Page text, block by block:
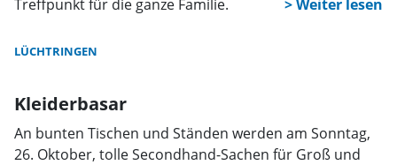
Treffpunkt für die ganze Familie.
LÜCHTRINGEN
Kleiderbasar
An bunten Tischen und Ständen werden am Sonntag,
26. Oktober, tolle Secondhand-Sachen für Groß und